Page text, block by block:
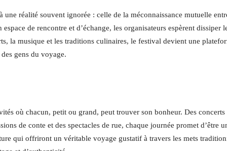
une réalité souvent ignorée : celle de la méconnaissance mutuelle
de rencontre et d’échange, les organisateurs espèrent dissiper
la musique et les traditions culinaires, le festival devient une
gens du voyage.
où chacun, petit ou grand, peut trouver son bonheur. Des concerts
de conte et des spectacles de rue, chaque journée promet d’être
qui offriront un véritable voyage gustatif à travers les mets